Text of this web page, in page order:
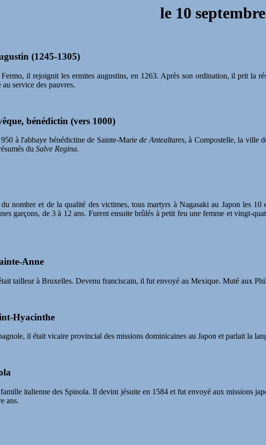
le 10 septembre
(1245-1305)
il rejoignit les ermites augustins, en 1263. Après son ordination, il prit la
service des pauvres.
bénédictin (vers 1000)
à l'abbaye bénédictine de Sainte-Mariede Antealtares, à Compostelle, la ville
du Salve Regina.
nombre et de la qualité des victimes, tous martyrs à Nagasaki au Japon les
garçons, de 3 à 12 ans. Furent ensuite brûlés à petit feu une femme et vingt-
Anne
tailleur à Bruxelles. Devenu franciscain, il fut envoyé au Mexique. Muté aux
Hyacinthe
il était vicaire provincial des missions dominicaines au Japon et parlait la
italienne des Spinola. Il devint jésuite en 1584 et fut envoyé aux missions
ans.